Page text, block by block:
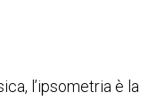
l’ipsometria è la